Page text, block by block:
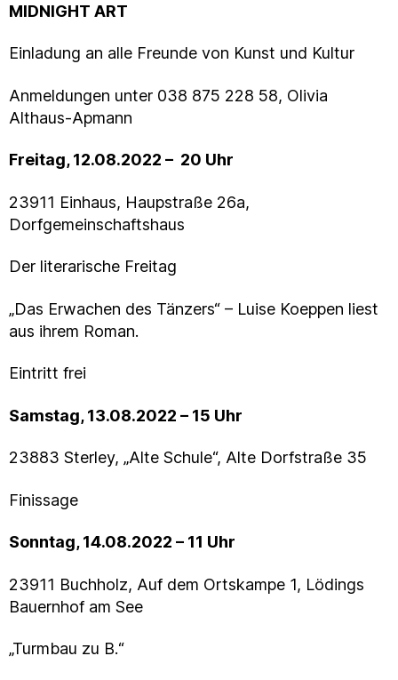
MIDNIGHT ART
Einladung an alle Freunde von Kunst und Kultur
Anmeldungen unter 038 875 228 58, Olivia
Althaus-Apmann
Freitag, 12.08.2022 – 20 Uhr
23911 Einhaus, Haupstraße 26a,
Dorfgemeinschaftshaus
Der literarische Freitag
„Das Erwachen des Tänzers“ – Luise Koeppen liest
aus ihrem Roman.
Eintritt frei
Samstag, 13.08.2022 – 15 Uhr
23883 Sterley, „Alte Schule“, Alte Dorfstraße 35
Finissage
Sonntag, 14.08.2022 – 11 Uhr
23911 Buchholz, Auf dem Ortskampe 1, Lödings
Bauernhof am See
„Turmbau zu B.“